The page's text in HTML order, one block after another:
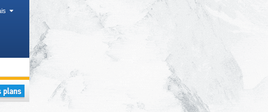
Chaînes de montagnes